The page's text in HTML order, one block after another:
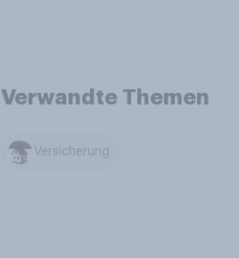
Verwandte Themen
Versicherung